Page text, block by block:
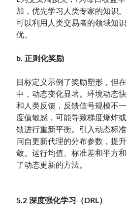
加，优先学习人类专家的知识
可以利用人类交易者的领域知
优。
b. 正则化奖励
目标定义示例了奖励塑形，但
中，动态变化显著。环境动态
和人类反馈，反馈信号规模不
度值敏感，可能导致梯度爆炸
馈进行重新平衡。引入动态标
问自更新代理的分布参数，提
敛。运行均值、标准差和平方
了动态更新的方法。
5.2 深度强化学习（DRL）